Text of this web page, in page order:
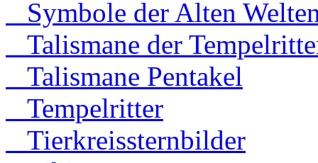
Symbole der Alten
Talismane der
Talismane Pentakel
Tempelritter
Tierkreissternbilder